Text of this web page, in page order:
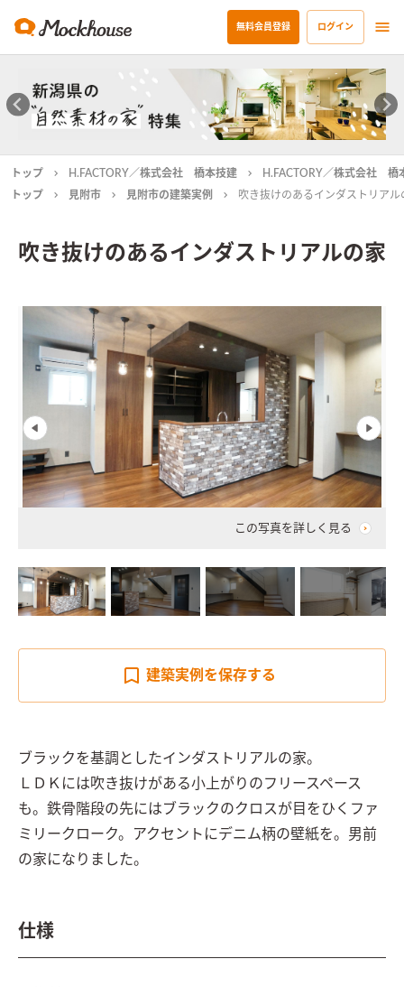
無料会員登録 ログイン
トップ H.FACTORY／株式会社 橋本技建
H.FACTORY／株式会社 橋
トップ
見附市 見附市の建築実例 吹き抜けのあるインダストリアル
吹き抜けのあるインダストリアルの家
この写真を詳しく見る
建築実例を保存する
ブラックを基調としたインダストリアルの家。
ＬＤＫには吹き抜けがある小上がりのフリースペース
も。鉄骨階段の先にはブラックのクロスが目をひくファ
ミリークローク。アクセントにデニム柄の壁紙を。男前
の家になりました。
仕様